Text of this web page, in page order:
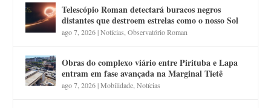
Telescópio Roman detectará buracos negros
distantes que destroem estrelas como o nosso Sol
ago 7, 2026|Notícias ,Observatório Roman
Obras do complexo viário entre Pirituba e Lapa
entram em fase avançada na Marginal Tietê
ago 7, 2026|Mobilidade ,Notícias